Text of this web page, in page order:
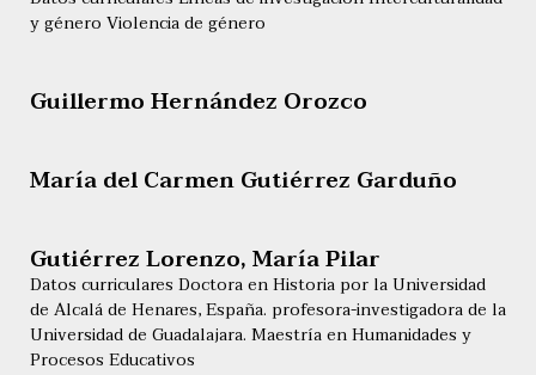
y género Violencia de género
Guillermo Hernández Orozco
María del Carmen Gutiérrez Garduño
Gutiérrez Lorenzo, María Pilar
Datos curriculares Doctora en Historia por la Universidad
de Alcalá de Henares, España. profesora-investigadora de la
Universidad de Guadalajara. Maestría en Humanidades y
Procesos Educativos